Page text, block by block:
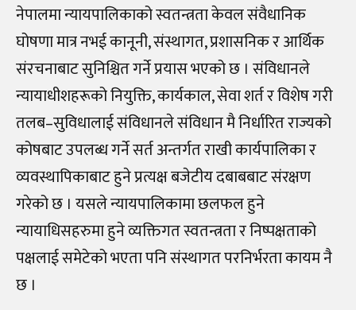
नेपालमा न्यायपालिकाको स्वतन्त्रता केवल संवैधानिक
घोषणा मात्र नभई कानूनी, संस्थागत, प्रशासनिक र आर्थिक
संरचनाबाट सुनिश्चित गर्ने प्रयास भएको छ । संविधानले
न्यायाधीशहरूको नियुक्ति, कार्यकाल, सेवा शर्त र विशेष गरी
तलब–सुविधालाई संविधानले संविधान मै निर्धारित राज्यको
कोषबाट उपलब्ध गर्ने सर्त अन्तर्गत राखी कार्यपालिका र
व्यवस्थापिकाबाट हुने प्रत्यक्ष बजेटीय दबाबबाट संरक्षण
गरेको छ । यसले न्यायपालिकामा छलफल हुने
न्यायाधिसहरुमा हुने व्यक्तिगत स्वतन्त्रता र निष्पक्षताको
पक्षलाई समेटेको भएता पनि संस्थागत परनिर्भरता कायम नै
छ ।